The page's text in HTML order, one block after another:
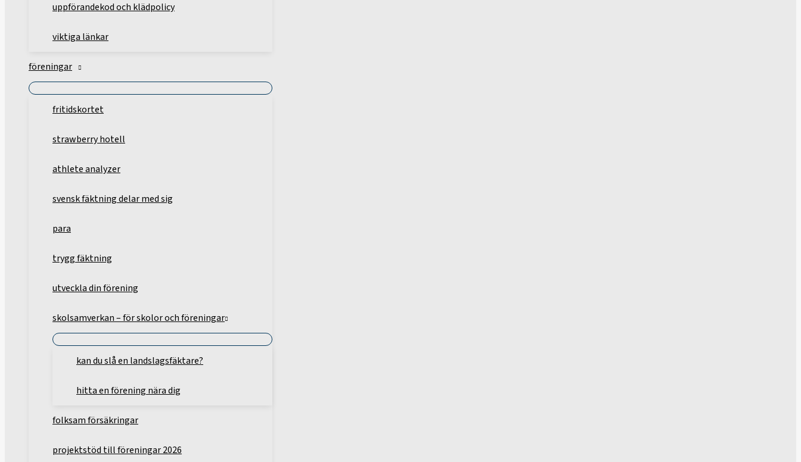
uppförandekod och klädpolicy
viktiga länkar
föreningar
fritidskortet
strawberry hotell
athlete analyzer
svensk fäktning delar med sig
para
trygg fäktning
utveckla din förening
skolsamverkan – för skolor och föreningar
kan du slå en landslagsfäktare?
hitta en förening nära dig
folksam försäkringar
projektstöd till föreningar 2026